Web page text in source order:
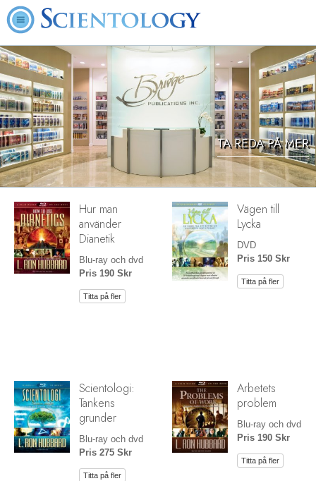
TA REDA PÅ MER
Hur man
använder
Dianetik
Blu-ray och dvd
Pris 190 Skr
Titta på fler
Vägen till
Lycka
DVD
Pris 150 Skr
Titta på fler
Scientologi:
Tankens
grunder
Blu-ray och dvd
Pris 275 Skr
Titta på fler
Arbetets
problem
Blu-ray och dvd
Pris 190 Skr
Titta på fler